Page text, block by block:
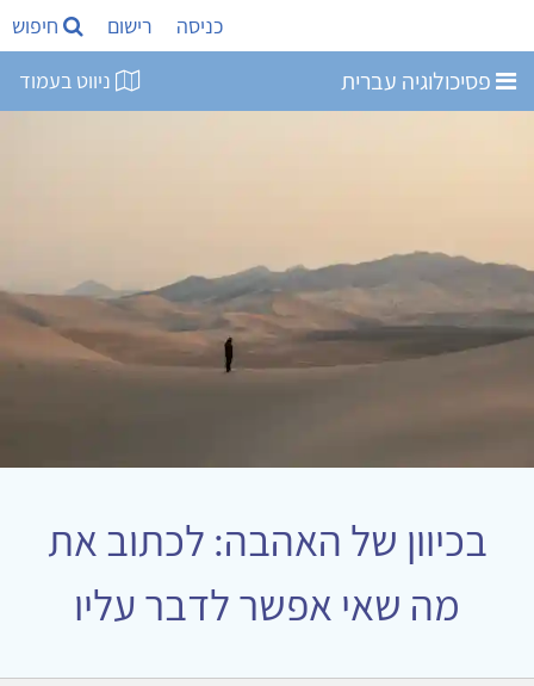
כניסה רישום חיפוש
פסיכולוגיה עברית ניווט בעמוד
בכיוון של האהבה: לכתוב את
מה שאי אפשר לדבר עליו